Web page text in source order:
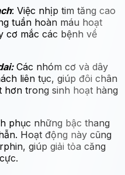
: Việc nhịp tim tăng cao
tuần hoàn máu hoạt
cơ mắc các bệnh về
Các nhóm cơ và dây
liên tục, giúp đôi chân
trong sinh hoạt hàng
phục những bậc thang
Hoạt động này cũng
giúp giải tỏa căng